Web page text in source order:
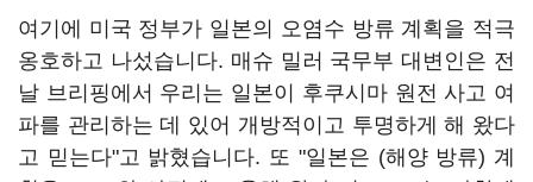
여기에 미국 정부가 일본의 오염수 방류 계획을 적극
옹호하고 나섰습니다. 매슈 밀러 국무부 대변인은 전
날 브리핑에서 우리는 일본이 후쿠시마 원전 사고 여
파를 관리하는 데 있어 개방적이고 투명하게 해 왔다
고 믿는다"고 밝혔습니다. 또 "일본은 (해양 방류) 계